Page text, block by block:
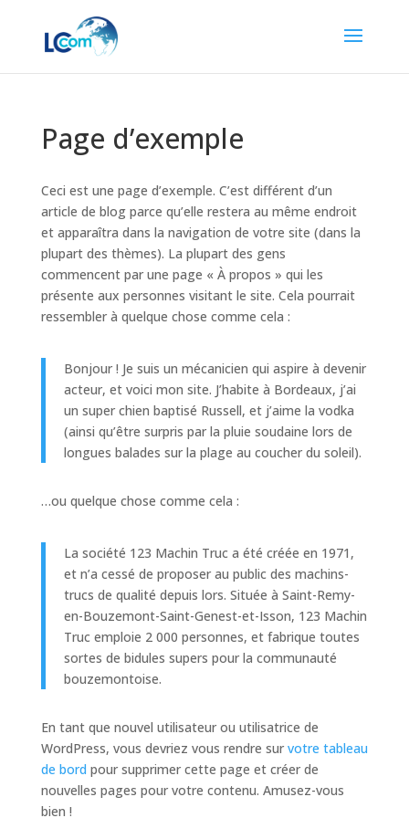
Page d’exemple
Ceci est une page d’exemple. C’est différent d’un
article de blog parce qu’elle restera au même endroit
et apparaîtra dans la navigation de votre site (dans la
plupart des thèmes). La plupart des gens
commencent par une page « À propos » qui les
présente aux personnes visitant le site. Cela pourrait
ressembler à quelque chose comme cela :
Bonjour ! Je suis un mécanicien qui aspire à devenir
acteur, et voici mon site. J’habite à Bordeaux, j’ai
un super chien baptisé Russell, et j’aime la vodka
(ainsi qu’être surpris par la pluie soudaine lors de
longues balades sur la plage au coucher du soleil).
…ou quelque chose comme cela :
La société 123 Machin Truc a été créée en 1971,
et n’a cessé de proposer au public des machins-
trucs de qualité depuis lors. Située à Saint-Remy-
en-Bouzemont-Saint-Genest-et-Isson, 123 Machin
Truc emploie 2 000 personnes, et fabrique toutes
sortes de bidules supers pour la communauté
bouzemontoise.
En tant que nouvel utilisateur ou utilisatrice de
WordPress, vous devriez vous rendre sur votre tableau
de bord pour supprimer cette page et créer de
nouvelles pages pour votre contenu. Amusez-vous
bien !